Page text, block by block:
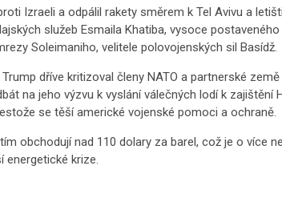
Izraeli a odpálil rakety směrem k Tel Avivu a
služeb Esmaila Khatiba, vysoce
Soleimaniho, velitele polovojenských sil Basídž.
dříve kritizoval členy NATO a partnerské
na jeho výzvu k vyslání válečných lodí k zajištění
se těší americké vojenské pomoci a ochraně.
obchodují nad 110 dolary za barel, což je o více
energetické krize.